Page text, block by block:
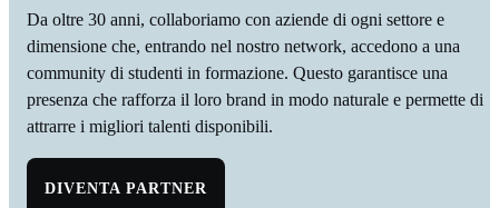
Da oltre 30 anni, collaboriamo con aziende di ogni settore e
dimensione che, entrando nel nostro network, accedono a una
community di studenti in formazione. Questo garantisce una
presenza che rafforza il loro brand in modo naturale e permette di
attrarre i migliori talenti disponibili.
DIVENTA PARTNER